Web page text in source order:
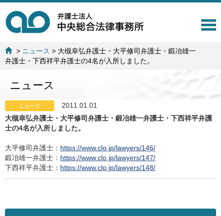
T
g
> ニュース > 大槻幸弘弁護士・大平修司弁護士・鍛冶雄一
弁護士・下西祥平弁護士の4名が入所しました。
ニュース
ニュース
2011.01.01
大槻幸弘弁護士・大平修司弁護士・鍛冶雄一弁護士・下西祥平弁護
士の4名が入所しました。
大平修司弁護士： https://www.clo.jp/lawyers/146/
鍛冶雄一弁護士： https://www.clo.jp/lawyers/147/
下西祥平弁護士： https://www.clo.jp/lawyers/148/